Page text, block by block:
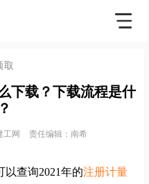
取
下载？下载流程是什
工网 责任编辑：南希
查询2021年的注册计量